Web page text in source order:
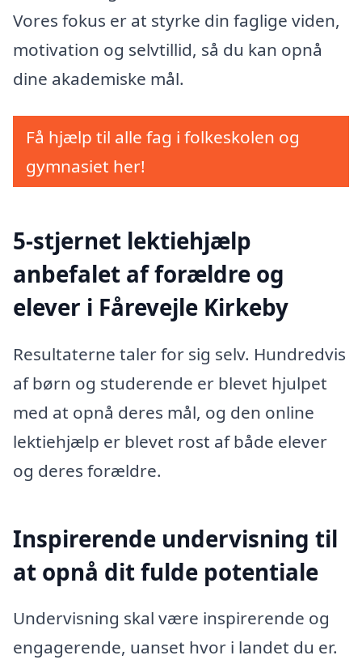
Vores fokus er at styrke din faglige viden,
motivation og selvtillid, så du kan opnå
dine akademiske mål.
Få hjælp til alle fag i folkeskolen og
gymnasiet her!
5-stjernet lektiehjælp
anbefalet af forældre og
elever i Fårevejle Kirkeby
Resultaterne taler for sig selv. Hundredvis
af børn og studerende er blevet hjulpet
med at opnå deres mål, og den online
lektiehjælp er blevet rost af både elever
og deres forældre.
Inspirerende undervisning til
at opnå dit fulde potentiale
Undervisning skal være inspirerende og
engagerende, uanset hvor i landet du er.